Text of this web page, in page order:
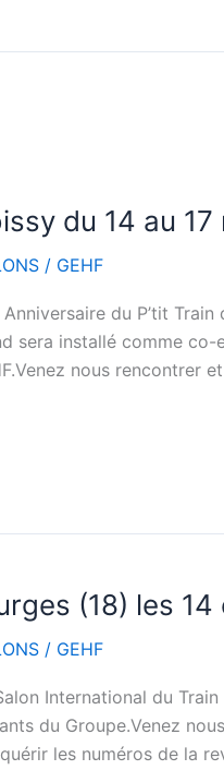
du 14 au
/ GEHF
du P’tit
sera installé comme
nous rencontrer
(18) les
/ GEHF
International du
du Groupe.Venez
les numéros de la